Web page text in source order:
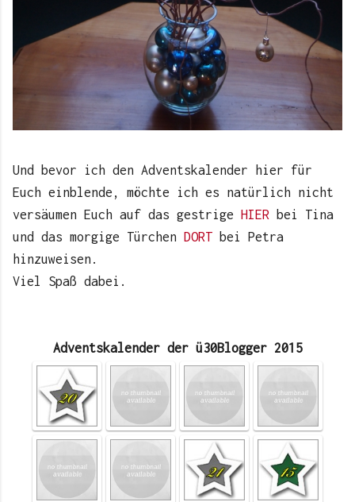
Und bevor ich den Adventskalender hier für
Euch einblende, möchte ich es natürlich nicht
versäumen Euch auf das gestrige HIER
bei Tina
und das morgige Türchen DORT
bei Petra
hinzuweisen.
Viel Spaß dabei.
Adventskalender der ü30Blogger 2015